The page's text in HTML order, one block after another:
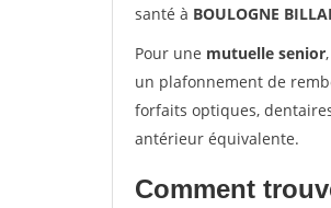
santé à BOULOGNE
Pour une mutuelle senior
un plafonnement de
forfaits optiques,
antérieur équivalente.
Comment